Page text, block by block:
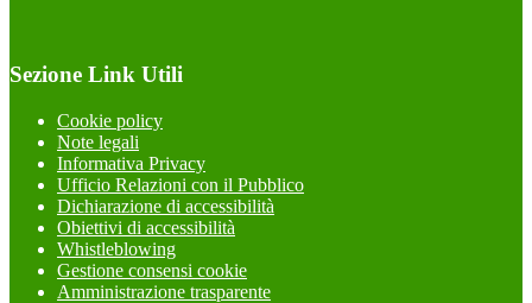
Sezione Link Utili
Cookie policy
Note legali
Informativa Privacy
Ufficio Relazioni con il Pubblico
Dichiarazione di accessibilità
Obiettivi di accessibilità
Whistleblowing
Gestione consensi cookie
Amministrazione trasparente